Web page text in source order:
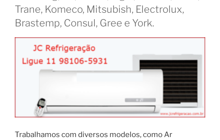
Trane, Komeco, Mitsubish, Electrolux,
Brastemp, Consul, Gree e York.
Trabalhamos com diversos modelos, como Ar